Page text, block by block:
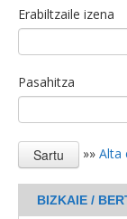
Erabiltzaile izena
Pasahitza
»» Alta
BIZKAIE /